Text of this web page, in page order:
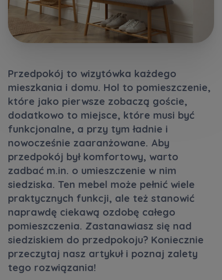
Przedpokój to wizytówka każdego
mieszkania i domu. Hol to pomieszczenie,
które jako pierwsze zobaczą goście,
dodatkowo to miejsce, które musi być
funkcjonalne, a przy tym ładnie i
nowocześnie zaaranżowane. Aby
przedpokój był komfortowy, warto
zadbać m.in. o umieszczenie w nim
siedziska. Ten mebel może pełnić wiele
praktycznych funkcji, ale też stanowić
naprawdę ciekawą ozdobę całego
pomieszczenia. Zastanawiasz się nad
siedziskiem do przedpokoju? Koniecznie
przeczytaj nasz artykuł i poznaj zalety
tego rozwiązania!
E-mail
контакт українською мовою)
Wyrażam wszystkie zgody
Informujemy, że w trosce o najwyższą jakość i
Rozwiń
Wyrażam zgodę na otrzymywanie informacji
handlowych od...
Rozwiń
Każdej osobie przysługuje prawo dostępu do
treści swoich... *
Rozwiń
Zawiadomienia o nabyciu lub posiadaniu znacznego
pakietu akcji proszę wysyłać na
notyfikacje@murapol.pl
Кожна особа має право отримати доступ до
своїх персональних... *
розширити
Murapol
Зв’яжіться з нами
Wyślij
Wyślij